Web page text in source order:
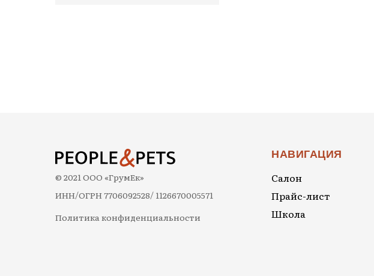
Политика конфиденциальности
НАВИГАЦИЯ
Салон
Прайс-лист
Школа
© 2021 ООО «ГрумЕк»
ИНН/ОГРН 7706092528/ 1126670005571